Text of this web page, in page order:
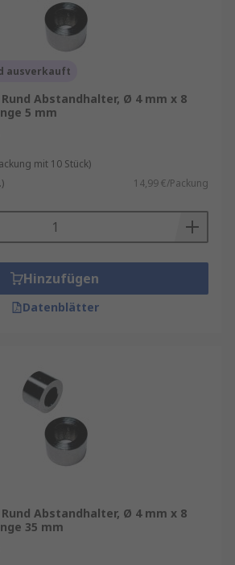
ausverkauft
Rund Abstandhalter, Ø 4 mm x 8
5 mm
mit 10 Stück)
14,99 €/Packung
Hinzufügen
Datenblätter
Rund Abstandhalter, Ø 4 mm x 8
35 mm